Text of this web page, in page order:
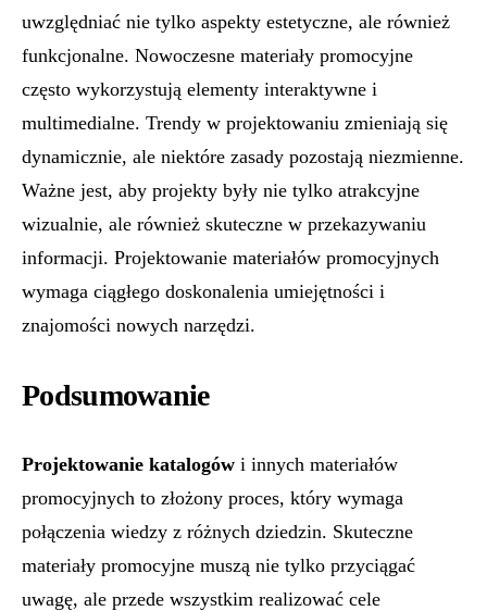
uwzględniać nie tylko aspekty estetyczne, ale również
funkcjonalne. Nowoczesne materiały promocyjne
często wykorzystują elementy interaktywne i
multimedialne. Trendy w projektowaniu zmieniają się
dynamicznie, ale niektóre zasady pozostają niezmienne.
Ważne jest, aby projekty były nie tylko atrakcyjne
wizualnie, ale również skuteczne w przekazywaniu
informacji. Projektowanie materiałów promocyjnych
wymaga ciągłego doskonalenia umiejętności i
znajomości nowych narzędzi.
Podsumowanie
Projektowanie katalogów i innych materiałów
promocyjnych to złożony proces, który wymaga
połączenia wiedzy z różnych dziedzin. Skuteczne
materiały promocyjne muszą nie tylko przyciągać
uwagę, ale przede wszystkim realizować cele